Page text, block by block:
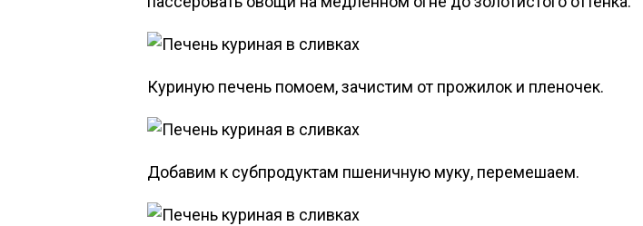
Куриную печень помоем, зачистим от прожилок и пленочек.
Добавим к субпродуктам пшеничную муку, перемешаем.